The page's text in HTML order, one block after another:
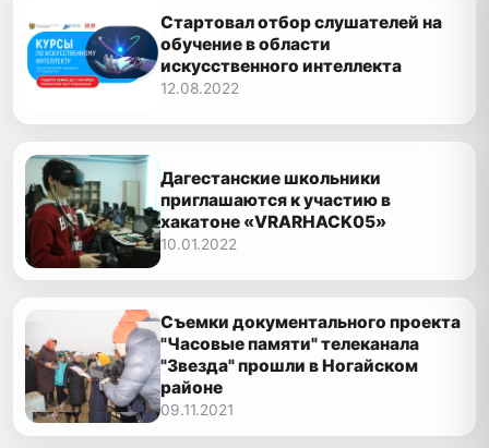
Стартовал отбор слушателей на
обучение в области
искусственного интеллекта
12.08.2022
Дагестанские школьники
приглашаются к участию в
хакатоне «VRARHACK05»
10.01.2022
Съемки документального проекта
"Часовые памяти" телеканала
"Звезда" прошли в Ногайском
районе
09.11.2021